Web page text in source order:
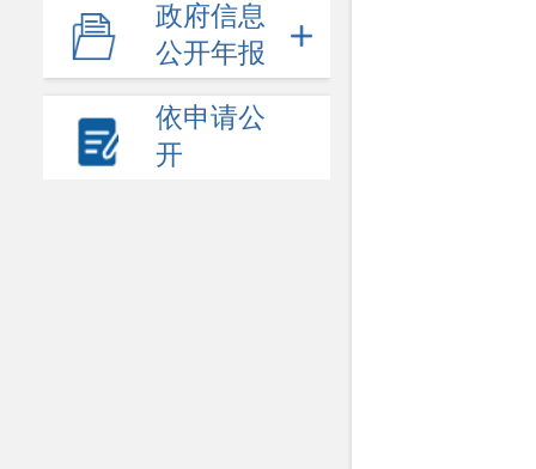
政府信息
公开年报
依申请公
开